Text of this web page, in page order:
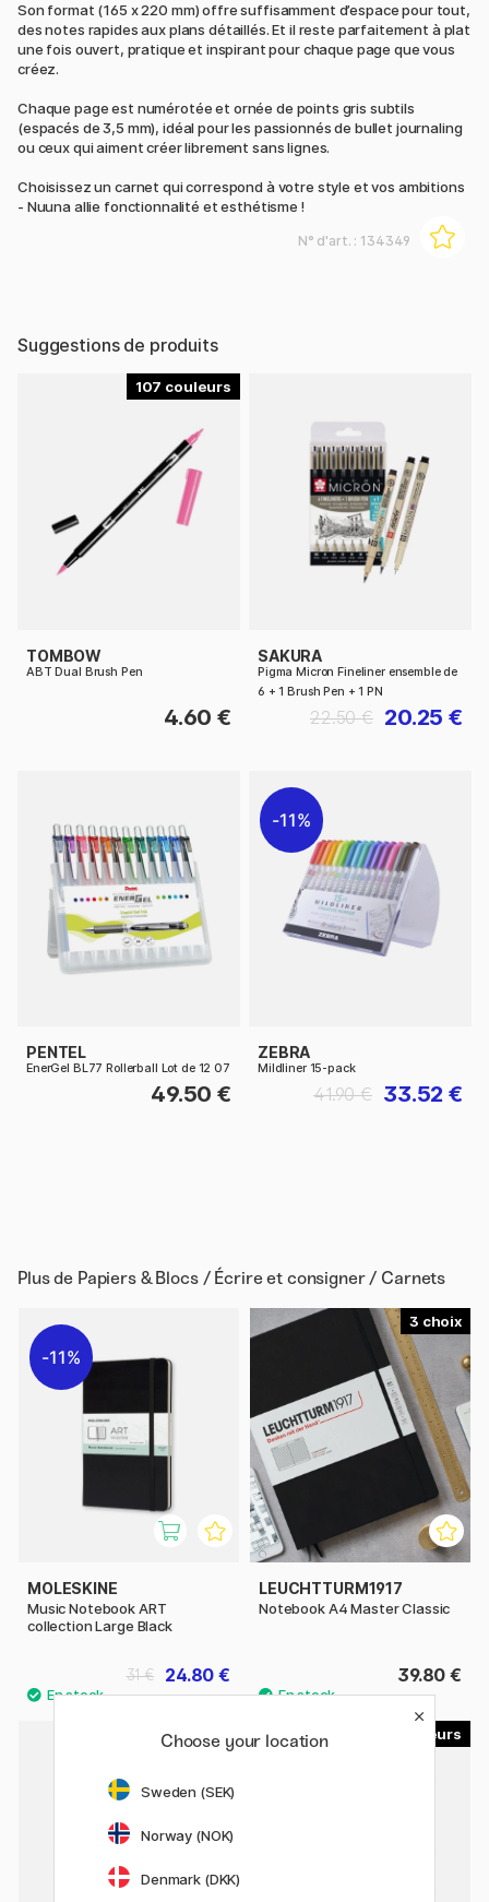
Son format (165 x 220 mm) offre suffisamment d’espace pour tout,
des notes rapides aux plans détaillés. Et il reste parfaitement à plat
une fois ouvert, pratique et inspirant pour chaque page que vous
créez.
Chaque page est numérotée et ornée de points gris subtils
(espacés de 3,5 mm), idéal pour les passionnés de bullet journaling
ou ceux qui aiment créer librement sans lignes.
Choisissez un carnet qui correspond à votre style et vos ambitions
- Nuuna allie fonctionnalité et esthétisme !
N° d'art. : 134349
Suggestions de produits
107
TOMBOW
ABT Dual Brush Pen
4.60 €
SAKURA
Pigma Micron Fineliner ensemble de
6 + 1 Brush Pen + 1 PN
20.25 €
22.50 €
PENTEL
EnerGel BL77 Rollerball Lot de 12 07
49.50 €
11%
ZEBRA
Mildliner 15-pack
33.52 €
41.90 €
Plus de Papiers & Blocs / Écrire et consigner / Carnets
11%
MOLESKINE
Music Notebook ART
collection Large Black
24.80 €
31 €
3
LEUCHTTURM1917
Notebook A4 Master Classic
39.80 €
Choose your location
Sweden (SEK)
Norway (NOK)
Denmark (DKK)